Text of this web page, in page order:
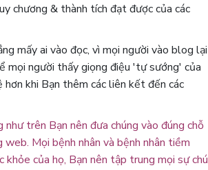
chương & thành tích đạt được của các
mấy ai vào đọc, vì mọi người vào blog lại
mọi người thấy giọng điệu 'tự sướng' của
khi Bạn thêm các liên kết đến các
trên Bạn nên đưa chúng vào đúng chỗ
Mọi bệnh nhân và bệnh nhân tiềm
của họ, Bạn nên tập trung mọi sự chú